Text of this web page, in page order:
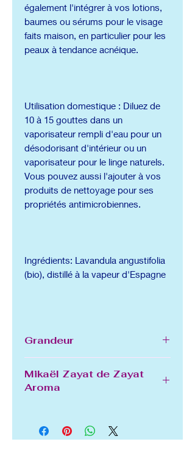
également l'intégrer à vos lotions,
baumes ou sérums pour le visage
faits maison, en particulier pour les
peaux à tendance acnéique.
Utilisation domestique : Diluez de
10 à 15 gouttes dans un
vaporisateur rempli d'eau pour un
désodorisant d'intérieur ou un
vaporisateur pour le linge naturels.
Vous pouvez aussi l'ajouter à vos
produits de nettoyage pour ses
propriétés antimicrobiennes.
Ingrédients: Lavandula angustifolia
(bio), distillé à la vapeur d'Espagne
Grandeur
Mikaël Zayat de Zayat
Aroma
alchimiste par essence, a passé
plus de 30 ans à maîtriser l'art de